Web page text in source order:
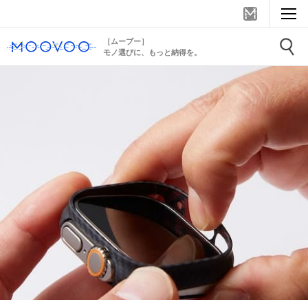
［ムーブー］
モノ選びに、もっと納得を。